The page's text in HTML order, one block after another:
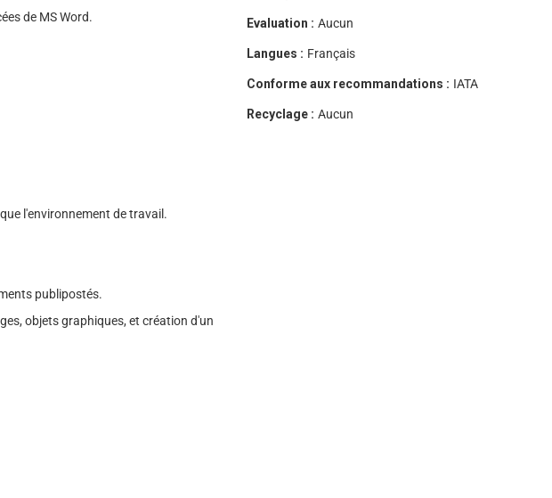
de MS Word.
l'environnement de travail.
publipostés.
objets graphiques, et création d'un
Evaluation : Aucun
Langues : Français
Conforme aux recommandations : IATA
Recyclage : Aucun